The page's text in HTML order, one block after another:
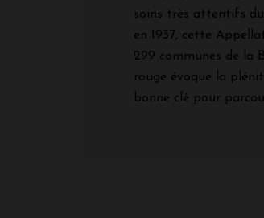
soins très attentifs
en 1937, cette
299 communes de la
rouge évoque la
bonne clé pour